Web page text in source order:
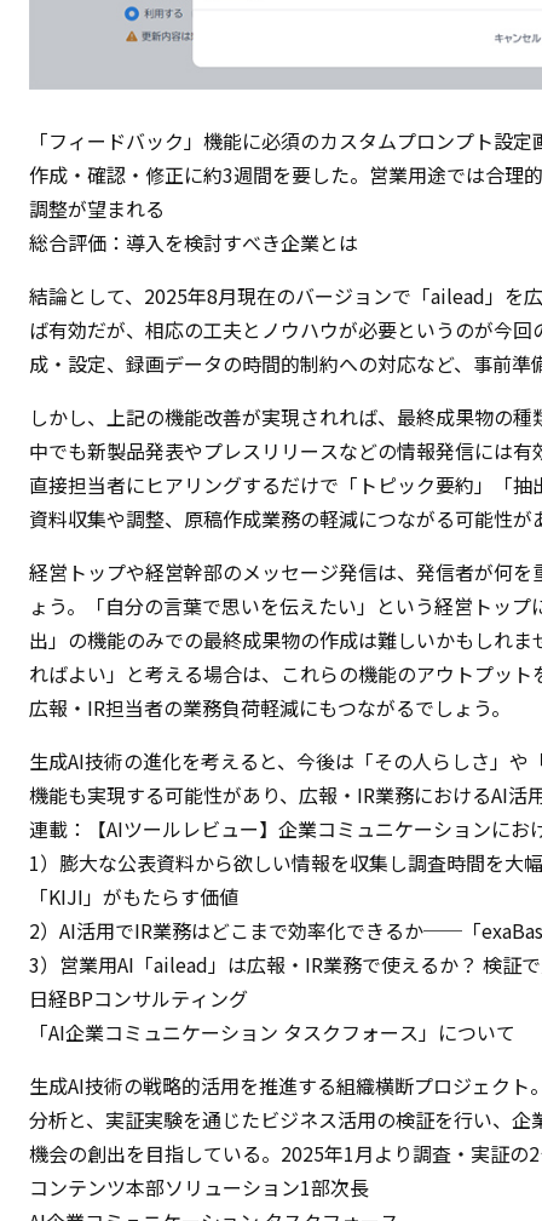
「フィードバック」機能に必須のカスタムプロンプト設
作成・確認・修正に約3週間を要した。営業用途では合理
調整が望まれる
総合評価：導入を検討すべき企業とは
結論として、2025年8月現在のバージョンで「ailead」を
ば有効だが、相応の工夫とノウハウが必要というのが今
成・設定、録画データの時間的制約への対応など、事前
しかし、上記の機能改善が実現されれば、最終成果物の
中でも新製品発表やプレスリリースなどの情報発信には
直接担当者にヒアリングするだけで「トピック要約」「
資料収集や調整、原稿作成業務の軽減につながる可能性が
経営トップや経営幹部のメッセージ発信は、発信者が何
ょう。「自分の言葉で思いを伝えたい」という経営トッ
出」の機能のみでの最終成果物の作成は難しいかもしれ
ればよい」と考える場合は、これらの機能のアウトプッ
広報・IR担当者の業務負荷軽減にもつながるでしょう。
生成AI技術の進化を考えると、今後は「その人らしさ」
機能も実現する可能性があり、広報・IR業務におけるAI活
連載：【AIツールレビュー】企業コミュニケーションにお
1） 膨大な公表資料から欲しい情報を収集し調査時間を
「KIJI」がもたらす価値
2） AI活用でIR業務はどこまで効率化できるか──「
3）営業用AI「ailead」は広報・IR業務で使えるか？ 検証
日経BPコンサルティング
「AI企業コミュニケーション タスクフォース」について
生成AI技術の戦略的活用を推進する組織横断プロジェク
分析と、実証実験を通じたビジネス活用の検証を行い、
機会の創出を目指している。2025年1月より調査・実証の
コンテンツ本部ソリューション1部次長